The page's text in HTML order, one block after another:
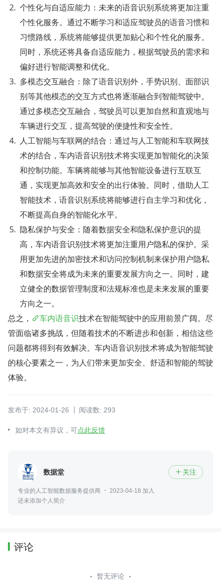
个性化与自适应能力：未来的语音识别系统将更加注重
个性化服务。通过不断学习和适应驾驶员的语音习惯和
习惯路线，系统将能够提供更加贴心和个性化的服务。
同时，系统还将具备自适应能力，根据驾驶员的需求和
偏好进行智能调整和优化。
多模态交互融合：除了语音识别外，手势识别、面部识
别等其他模态的交互方式也将逐渐融合到智能驾驶中。
通过多模态交互融合，驾驶员可以更加自然和直观地与
车辆进行交互，提高驾驶的便捷性和安全性。
人工智能与车联网的结合：通过与人工智能和车联网技
术的结合，车内语音识别技术将实现更加智能化的决策
和控制功能。车辆将能够与其他智能设备进行互联互
通，实现更加高效和安全的出行体验。同时，借助人工
智能技术，语音识别系统将能够进行自主学习和优化，
不断提高自身的智能化水平。
隐私保护与安全：随着数据安全和隐私保护意识的提
高，车内语音识别技术将更加注重用户隐私的保护。采
用更加先进的加密技术和访问控制机制来保护用户隐私
和数据安全将成为未来的重要发展方向之一。同时，建
立健全的数据管理制度和法规标准也是未来发展的重要
方向之一。
总之，
车内语音识技术在智能驾驶中的应用前景广阔。尽
管面临诸多挑战，但随着技术的不断进步和创新，相信这些
问题都将得到有效解决。车内语音识别技术将成为智能驾驶
的核心要素之一，为人们带来更加安全、舒适和智能的驾驶
体验。
发布于: 2024-01-26 阅读数: 293
如对本文有异议，可点此反馈
数据堂  关注
专业的人工智能数据服务提供商
2023-04-18 加入
还未添加个人简介
评论
暂无评论